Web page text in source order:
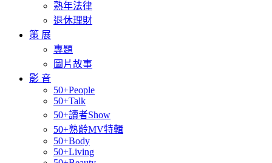
熟年法律
退休理財
策 展
專題
圖片故事
影 音
50+People
50+Talk
50+讀者Show
50+熟齡MV特輯
50+Body
50+Living